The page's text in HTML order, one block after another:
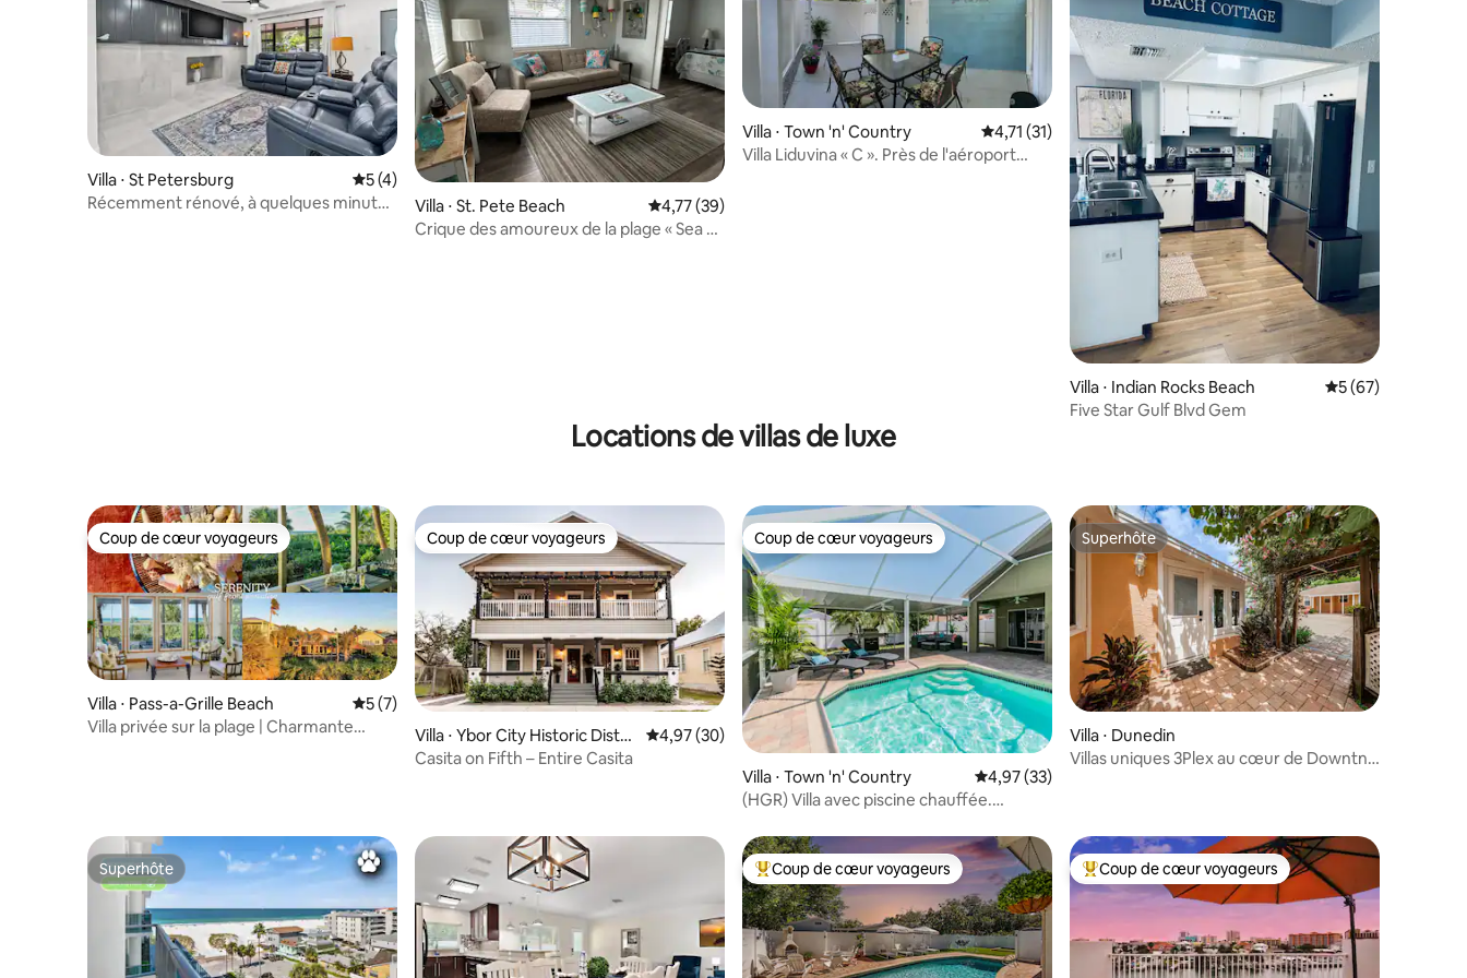
Villa ⋅ St Petersburg Évaluation moyenne sur la base de 4 commentaires : 5 sur 5
5 (4)
Récemment rénové, à quelques minutes
Villa ⋅ St. Pete Beach Évaluation moyenne sur la base de 39 commentaires : 4,77 sur 5
4,77 (39)
Crique des amoureux de la plage « Sea La
Villa ⋅ Town 'n' Country Évaluation moyenne sur la base de 31 commentaires : 4,71 sur 5
4,71 (31)
Villa Liduvina « C ». Près de l'aéroport
Villa ⋅ Indian Rocks Beach Évaluation
5 (67)
Five Star Gulf Blvd Gem
Locations de villas de luxe
Coup de cœur voyageurs
Coup de cœur voyageurs
Villa ⋅ Pass-a-Grille Beach Évaluation moyenne sur la base de 7 commentaires : 5 sur 5
5 (7)
Villa privée sur la plage | Charmante
Coup de cœur voyageurs
Coup de cœur voyageurs
Villa ⋅ Ybor City Historic Distri
ct
Évaluation moyenne sur la base de 30 commentaires : 4,97 sur 5
4,97 (30)
Casita on Fifth – Entire Casita
Coup de cœur voyageurs
Coup de cœur voyageurs
Villa ⋅ Town 'n' Country Évaluation moyenne sur la base de 33 commentaires : 4,97 sur 5
4,97 (33)
(HGR) Villa avec piscine chauffée.
Superhôte
Superhôte
Villa ⋅ Dunedin
Villas uniques 3Plex au cœur de Downtn
Superhôte
Superhôte Coups de cœur voyageurs les plus appréciés
Coup de cœur voyageurs Coups de cœur voyageurs les plus appréciés
Coup de cœur voyageurs